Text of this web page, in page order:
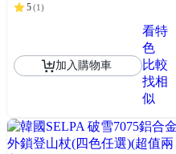
5(1)
加入購物車
看特
色
比較
找相
似